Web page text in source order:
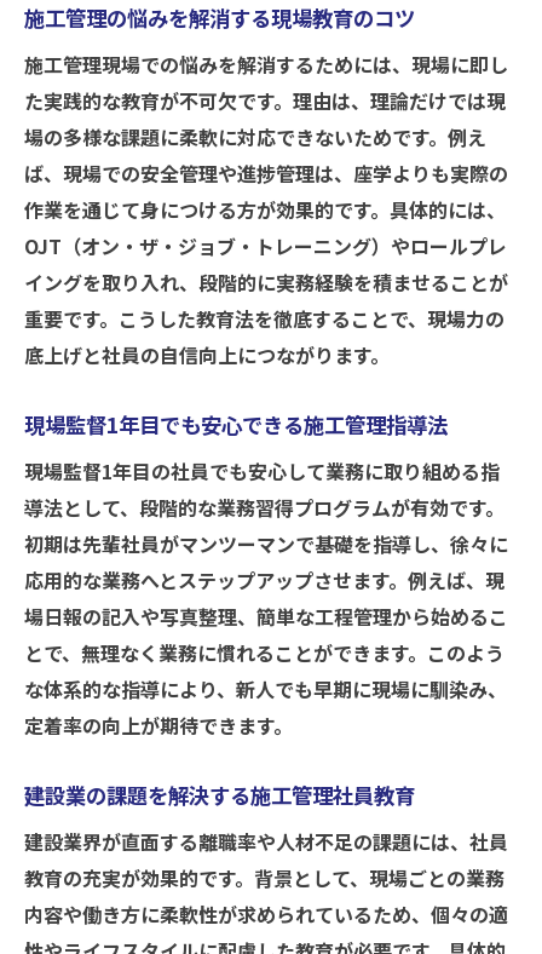
施工管理の悩みを解消する現場教育のコツ
施工管理現場での悩みを解消するためには、現場に即し
た実践的な教育が不可欠です。理由は、理論だけでは現
場の多様な課題に柔軟に対応できないためです。例え
ば、現場での安全管理や進捗管理は、座学よりも実際の
作業を通じて身につける方が効果的です。具体的には、
OJT（オン・ザ・ジョブ・トレーニング）やロールプレ
イングを取り入れ、段階的に実務経験を積ませることが
重要です。こうした教育法を徹底することで、現場力の
底上げと社員の自信向上につながります。
現場監督1年目でも安心できる施工管理指導法
現場監督1年目の社員でも安心して業務に取り組める指
導法として、段階的な業務習得プログラムが有効です。
初期は先輩社員がマンツーマンで基礎を指導し、徐々に
応用的な業務へとステップアップさせます。例えば、現
場日報の記入や写真整理、簡単な工程管理から始めるこ
とで、無理なく業務に慣れることができます。このよう
な体系的な指導により、新人でも早期に現場に馴染み、
定着率の向上が期待できます。
建設業の課題を解決する施工管理社員教育
建設業界が直面する離職率や人材不足の課題には、社員
教育の充実が効果的です。背景として、現場ごとの業務
内容や働き方に柔軟性が求められているため、個々の適